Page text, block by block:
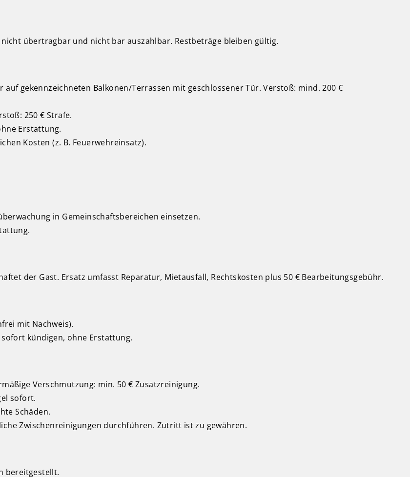
übertragbar und nicht bar auszahlbar. Restbeträge bleiben gültig.
gekennzeichneten Balkonen/Terrassen mit geschlossener Tür. Verstoß: mind. 200 €
250 € Strafe.
Erstattung.
Kosten (z. B. Feuerwehreinsatz).
in Gemeinschaftsbereichen einsetzen.
der Gast. Ersatz umfasst Reparatur, Mietausfall, Rechtskosten plus 50 € Bearbeitungsgebühr.
mit Nachweis).
kündigen, ohne Erstattung.
Verschmutzung: min. 50 € Zusatzreinigung.
sofort.
Schäden.
Zwischenreinigungen durchführen. Zutritt ist zu gewähren.
bereitgestellt.